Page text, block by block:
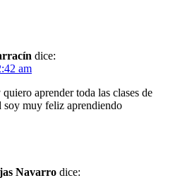
dice:
am
aprender toda las clases de
soy muy feliz aprendiendo
Navarro dice: